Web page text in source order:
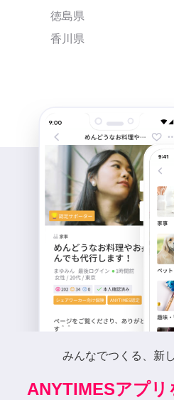
徳島県
香川県
みんなでつくる、新
ANYTIMESアプ